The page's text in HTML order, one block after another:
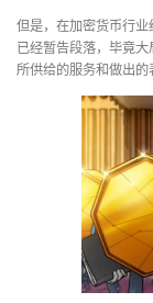
但是，在加密货币行
已经暂告段落，毕竟
所供给的服务和做出的